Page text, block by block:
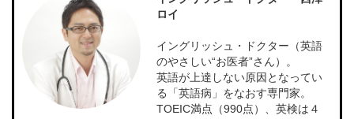
ロイ
イングリッシュ・ドクター（英語
のやさしい“お医者”さん）。
英語が上達しない原因となってい
る「英語病」をなおす専門家。
TOEIC満点（990点）、英検は４